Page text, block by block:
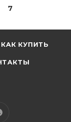
7
КАК КУПИТЬ